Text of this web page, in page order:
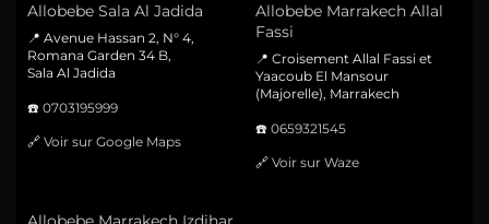
Allobebe Sala Al Jadida
📍 Avenue Hassan 2, N° 4,
Romana Garden 34 B,
Sala Al Jadida
☎️ 0703195999
🔗 Voir sur Google Maps
Allobebe Marrakech Allal
Fassi
📍 Croisement Allal Fassi et
Yaacoub El Mansour
(Majorelle), Marrakech
☎️ 0659321545
🔗 Voir sur Waze